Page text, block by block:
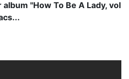
"How To Be A Lady, vol